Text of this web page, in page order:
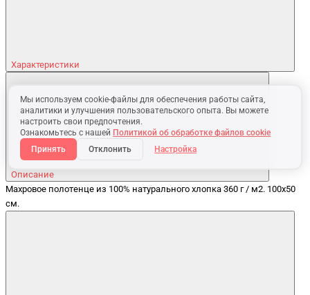
Мы используем cookie-файлы для обеспечения работы сайта,
аналитики и улучшения пользовательского опыта. Вы можете
настроить свои предпочтения.
Ознакомьтесь с нашей Политикой об обработке файлов cookie
Принять
Отклонить Настройка
Характеристики
Описание
Махровое полотенце из 100% натурального хлопка 360 г / м2. 100x50
см.